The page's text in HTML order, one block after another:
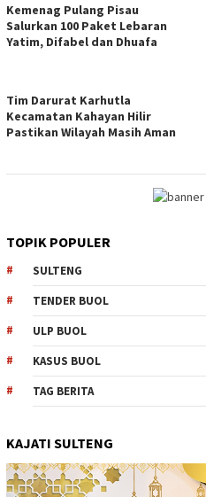
Kemenag Pulang Pisau
Salurkan 100 Paket Lebaran
Yatim, Difabel dan Dhuafa
Tim Darurat Karhutla
Kecamatan Kahayan Hilir
Pastikan Wilayah Masih Aman
TOPIK POPULER
SULTENG
TENDER BUOL
ULP BUOL
KASUS BUOL
TAG BERITA
KAJATI SULTENG